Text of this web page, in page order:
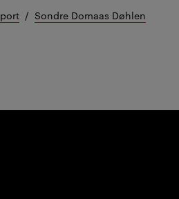
Sondre Domaas Døhlen